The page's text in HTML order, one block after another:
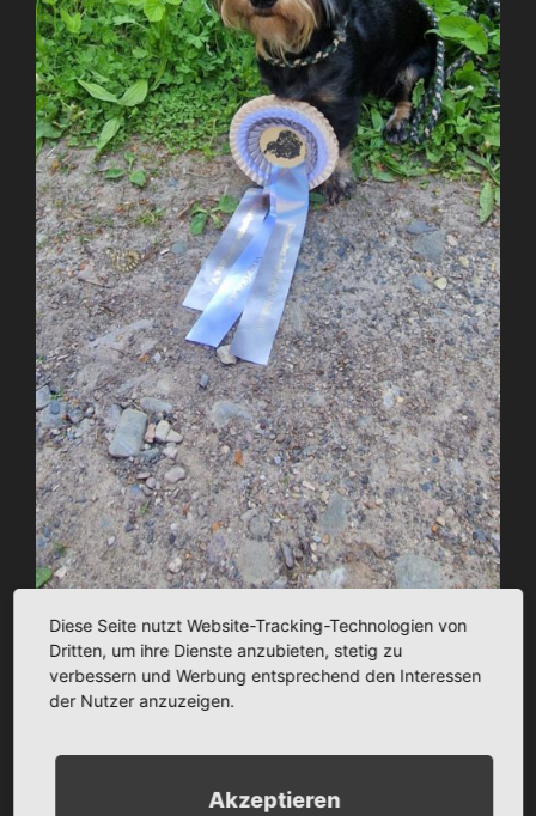
Suchen
Diese Seite nutzt Website-Tracking-Technologien von
Dritten, um ihre Dienste anzubieten, stetig zu
verbessern und Werbung entsprechend den Interessen
der Nutzer anzuzeigen.
Akzeptieren